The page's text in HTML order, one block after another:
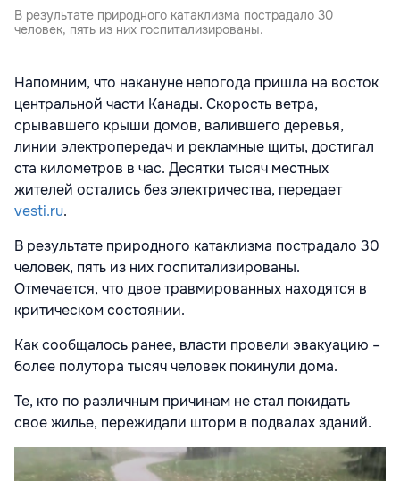
В результате природного катаклизма пострадало 30
человек, пять из них госпитализированы.
Напомним, что накануне непогода пришла на восток
центральной части Канады. Скорость ветра,
срывавшего крыши домов, валившего деревья,
линии электропередач и рекламные щиты, достигал
ста километров в час. Десятки тысяч местных
жителей остались без электричества, передает
vesti.ru.
В результате природного катаклизма пострадало 30
человек, пять из них госпитализированы.
Отмечается, что двое травмированных находятся в
критическом состоянии.
Каксообщалось ранее, власти провели эвакуацию –
более полутора тысяч человек покинули дома.
Те, кто по различным причинам не стал покидать
свое жилье, пережидали шторм в подвалах зданий.